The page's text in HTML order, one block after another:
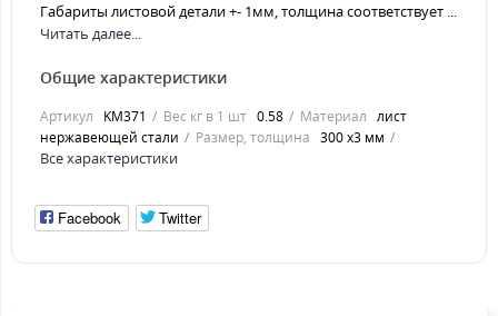
Габариты листовой детали +- 1мм, толщина соответствует ...
Читать далее...
Общие характеристики
Артикул KM371 Вес кг в 1 шт 0.58 Материал лист
нержавеющей стали
Размер, толщина 300 х3 мм
Все характеристики
Facebook Twitter